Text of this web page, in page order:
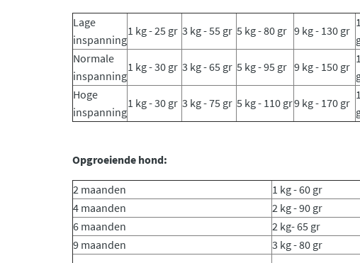
Lage
inspanning
1 kg - 25 gr 3 kg - 55 gr 5 kg - 80 gr 9 kg - 130 gr
Normale
inspanning
1 kg - 30 gr 3 kg - 65 gr 5 kg - 95 gr 9 kg - 150 gr
Hoge
inspanning
1 kg - 30 gr 3 kg - 75 gr 5 kg - 110 gr9 kg - 170 gr
Opgroeiende hond:
2 maanden 1 kg - 60 gr
4 maanden
2 kg - 90 gr
6 maanden
2 kg- 65 gr
9 maanden
3 kg - 80 gr